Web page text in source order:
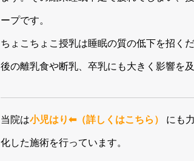
ープです。
ちょこちょこ授乳は睡眠の質の低下を招く
後の離乳食や断乳、卒乳にも大きく影響を
当院は小児はり⬅︎（詳しくはこちら） にも
化した施術を行っています。